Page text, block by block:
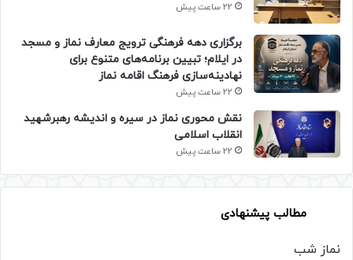
22 ساعت پیش
برگزاری دهه فرهنگی ترویج معارف نماز و مسجد
در ایلام؛ تبیین برنامه‌های متنوع برای
نهادینه‌سازی فرهنگ اقامه نماز
22 ساعت پیش
نقش محوری نماز در سیره و اندیشه رهبرشهید
انقلاب اسلامی
22 ساعت پیش
مطالب پیشنهادی
نماز شب